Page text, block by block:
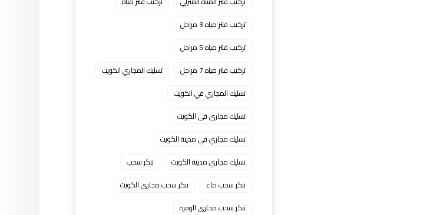
تركيب فلتر مياه 3 مراحل
تركيب فلتر مياه 5 مراحل
تركيب فلتر مياه 7 مراحل
تسليك المجاري الكويت
تسليك المجاري في الكويت
تسليك مجارى فى الكويت
تسليك مجاري في مدينة الكويت
تسليك مجاري مدينة الكويت
تنكر سحب
تنكر سحب ماء
تنكر سحب مجاري الكويت
تنكر سحب مجاري الوفره